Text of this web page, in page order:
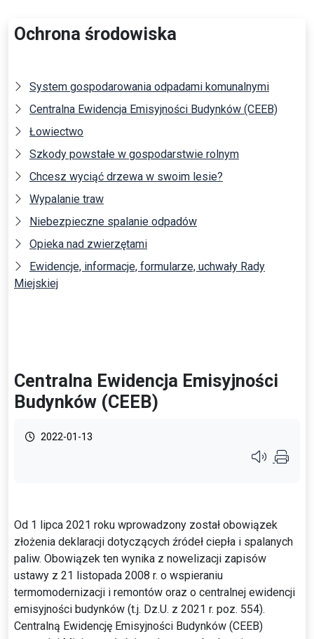
Ochrona środowiska
System gospodarowania odpadami komunalnymi
Centralna Ewidencja Emisyjności Budynków (CEEB)
Łowiectwo
Szkody powstałe w gospodarstwie rolnym
Chcesz wyciąć drzewa w swoim lesie?
Wypalanie traw
Niebezpieczne spalanie odpadów
Opieka nad zwierzętami
Ewidencje, informacje, formularze, uchwały Rady
Miejskiej
Centralna Ewidencja Emisyjności
Budynków (CEEB)
2022-01-13
Przycisk
Od 1 lipca 2021 roku wprowadzony został obowiązek
złożenia deklaracji dotyczących źródeł ciepła i spalanych
paliw. Obowiązek ten wynika z nowelizacji zapisów
ustawy z 21 listopada 2008 r. o wspieraniu
termomodernizacji i remontów oraz o centralnej ewidencji
emisyjności budynków (t.j. Dz.U. z 2021 r. poz. 554).
Centralną Ewidencję Emisyjności Budynków (CEEB)